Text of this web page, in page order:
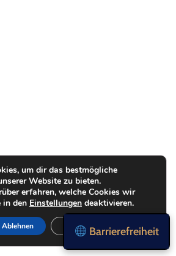
Barrierefreiheit
um dir das bestmögliche
Website zu bieten.
erfahren, welche Cookies wir
in den Einstellungen deaktivieren.
Ablehnen Einstellungen